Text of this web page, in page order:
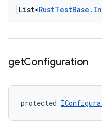
List<RustTestBase .
getConfiguration
protected